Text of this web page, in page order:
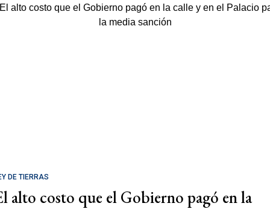
DE TIERRAS
alto costo que el Gobierno pagó en la